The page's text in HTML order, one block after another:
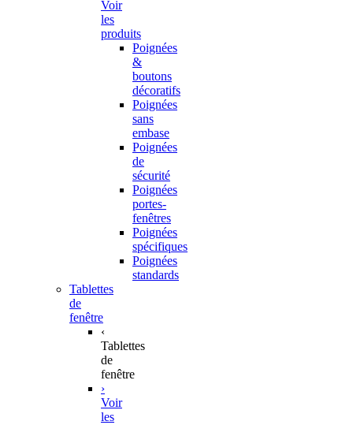
Voir
les
produits
Poignées
&
boutons
décoratifs
Poignées
sans
embase
Poignées
de
sécurité
Poignées
portes-
fenêtres
Poignées
spécifiques
Poignées
standards
Tablettes
de
fenêtre
‹
Tablettes
de
fenêtre
›
Voir
les